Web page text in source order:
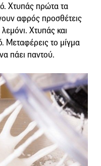
Χτυπάς πρώτα τα
αφρός προσθέτεις
Χτυπάς και
Μεταφέρεις το μίγμα
πάει παντού.